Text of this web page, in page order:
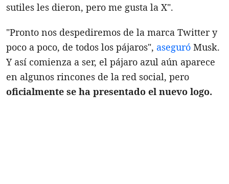
sutiles les dieron, pero me gusta la X".
"Pronto nos despediremos de la marca Twitter y
poco a poco, de todos los pájaros", aseguró Musk.
Y así comienza a ser, el pájaro azul aún aparece
en algunos rincones de la red social, pero
oficialmente se ha presentado el nuevo logo.